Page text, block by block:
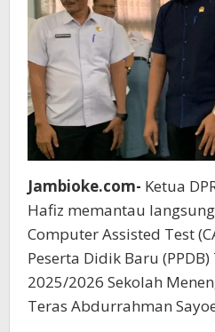
Jambioke.com- Ketua
Hafiz memantau
Computer Assisted Test
Peserta Didik Baru
2025/2026 Sekolah
Teras Abdurrahman